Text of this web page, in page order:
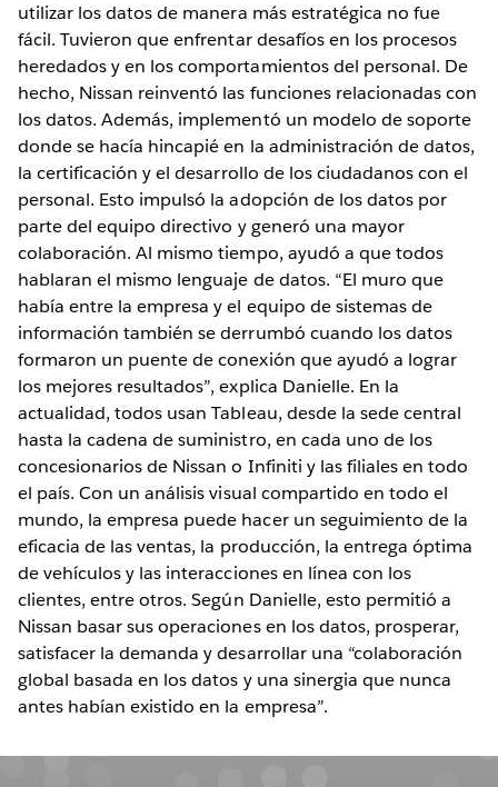
utilizar los datos de manera más estratégica no fue
fácil. Tuvieron que enfrentar desafíos en los procesos
heredados y en los comportamientos del personal. De
hecho, Nissan reinventó las funciones relacionadas con
los datos. Además, implementó un modelo de soporte
donde se hacía hincapié en la administración de datos,
la certificación y el desarrollo de los ciudadanos con el
personal. Esto impulsó la adopción de los datos por
parte del equipo directivo y generó una mayor
colaboración. Al mismo tiempo, ayudó a que todos
hablaran el mismo lenguaje de datos. “El muro que
había entre la empresa y el equipo de sistemas de
información también se derrumbó cuando los datos
formaron un puente de conexión que ayudó a lograr
los mejores resultados”, explica Danielle. En la
actualidad, todos usan Tableau, desde la sede central
hasta la cadena de suministro, en cada uno de los
concesionarios de Nissan o Infiniti y las filiales en todo
el país. Con un análisis visual compartido en todo el
mundo, la empresa puede hacer un seguimiento de la
eficacia de las ventas, la producción, la entrega óptima
de vehículos y las interacciones en línea con los
clientes, entre otros. Según Danielle, esto permitió a
Nissan basar sus operaciones en los datos, prosperar,
satisfacer la demanda y desarrollar una “colaboración
global basada en los datos y una sinergia que nunca
antes habían existido en la empresa”.